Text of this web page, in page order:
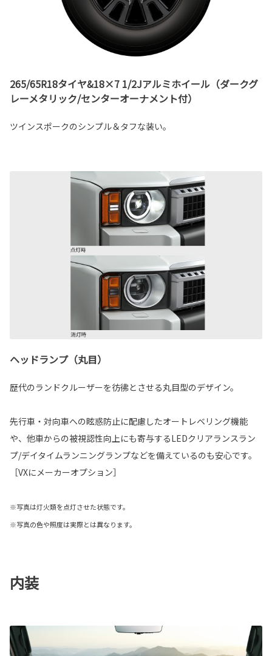
265/65R18タイヤ&18×7 1/2Jアルミホイール（ダークグ
レーメタリック/センターオーナメント付）
ツインスポークのシンプル＆タフな装い。
ヘッドランプ（丸目）
歴代のランドクルーザーを彷彿とさせる丸目型のデザイン。
先行車・対向車への眩惑防止に配慮したオートレベリング機能
や、他車からの被視認性向上にも寄与するLEDクリアランスラン
プ/デイタイムランニングランプなどを備えているのも安心です。
［VXにメーカーオプション］
※写真は灯火類を点灯させた状態です。
※写真の色や照度は実際とは異なります。
内装